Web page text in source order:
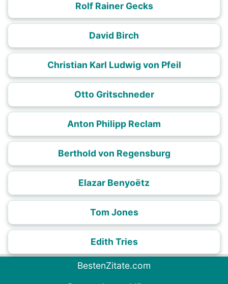
Rolf Rainer Gecks
David Birch
Christian Karl Ludwig von Pfeil
Otto Gritschneder
Anton Philipp Reclam
Berthold von Regensburg
Elazar Benyoëtz
Tom Jones
Edith Tries
BestenZitate.com